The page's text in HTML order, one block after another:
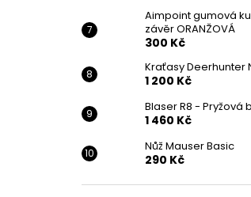
Aimpoint gumová
závěr ORANŽOVÁ
300 Kč
Kraťasy Deerhunter
1 200 Kč
Blaser R8 - Pryžová
1 460 Kč
Nůž Mauser Basic
290 Kč